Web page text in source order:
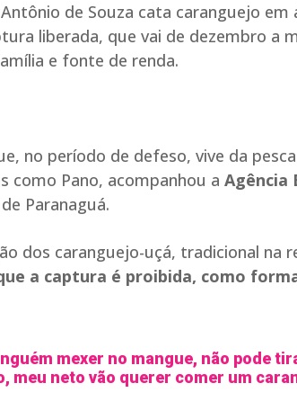
de Souza cata caranguejo
liberada, que vai de dezembro a
e fonte de renda.
no período de defeso, vive da
como Pano, acompanhou a Agência
Paranaguá.
dos caranguejo-uçá, tradicional na
a captura é proibida, como
mexer no mangue, não pode
meu neto vão querer comer um